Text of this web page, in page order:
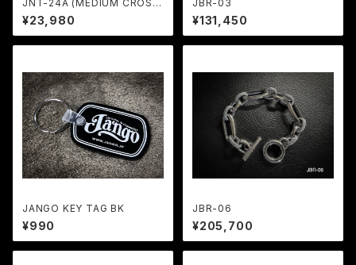
JNT-24A (MEDIUM CROSS
BONE SKULL)
¥23,980
JBR-03
¥131,450
JANGO KEY TAG BK
¥990
JBR-06
¥205,700